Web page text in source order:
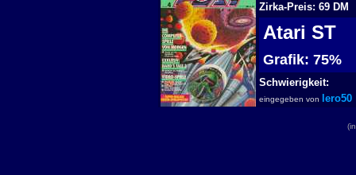
Zirka-Preis: 69 DM
Atari ST
Grafik: 75%
Schwierigkeit:
eingegeben von lero50